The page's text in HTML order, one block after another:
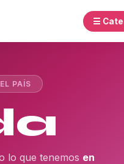
☰
PAÍS
lo que tenemos en